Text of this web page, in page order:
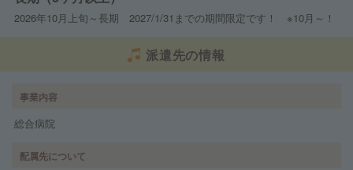
2026年10月上旬～長期 2027/1/31までの期間限定です！ ※10月～！
派遣先の情報
事業内容
総合病院
配属先について